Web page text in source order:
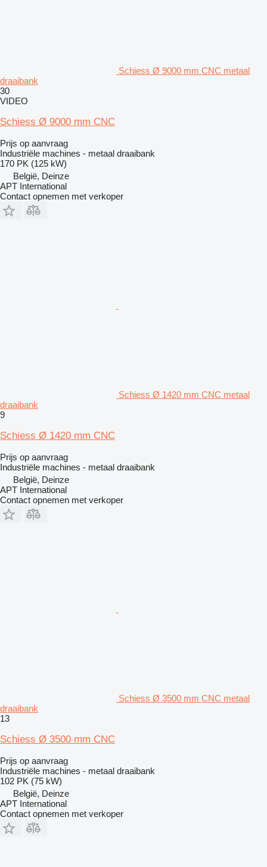
Schiess Ø 9000 mm CNC metaal
draaibank
30
VIDEO
Schiess Ø 9000 mm CNC
Prijs op aanvraag
Industriële machines - metaal draaibank
170 PK (125 kW)
België, Deinze
APT International
Contact opnemen met verkoper
Schiess Ø 1420 mm CNC metaal
draaibank
9
Schiess Ø 1420 mm CNC
Prijs op aanvraag
Industriële machines - metaal draaibank
België, Deinze
APT International
Contact opnemen met verkoper
Schiess Ø 3500 mm CNC metaal
draaibank
13
Schiess Ø 3500 mm CNC
Prijs op aanvraag
Industriële machines - metaal draaibank
102 PK (75 kW)
België, Deinze
APT International
Contact opnemen met verkoper